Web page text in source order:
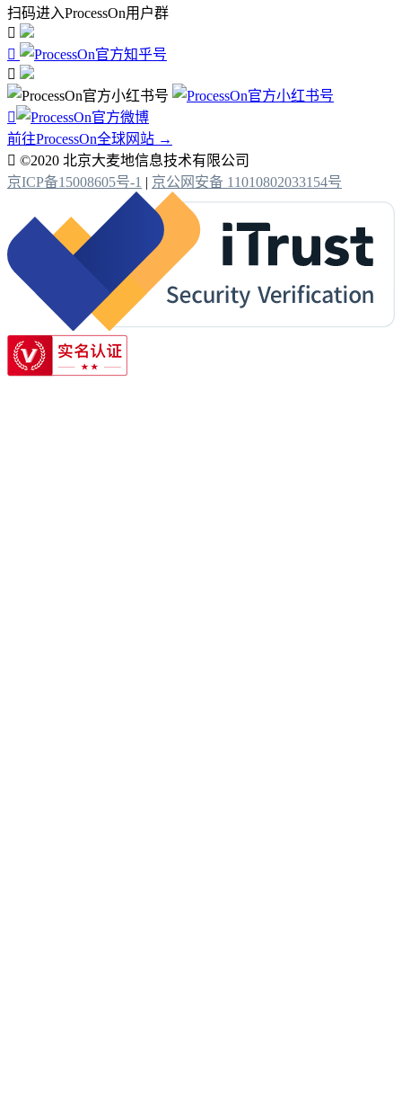
扫码进入ProcessOn用户群




前往ProcessOn全球网站 →
 ©2020 北京大麦地信息技术有限公司
京ICP备15008605号-1 | 京公网安备 11010802033154号